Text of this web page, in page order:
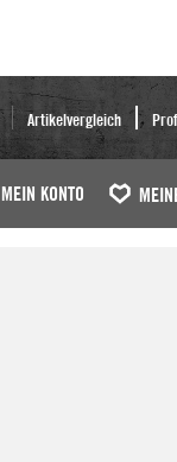
Artikelvergleich
MEIN KONTO